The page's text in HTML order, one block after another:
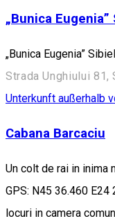
„Bunica Eugenia”
„Bunica Eugenia” Sibiel
Strada Unghiului 81,
Unterkunft außerhalb
Cabana Barcaciu
Un colt de rai in inima
GPS: N45 36.460 E24
locuri in camera